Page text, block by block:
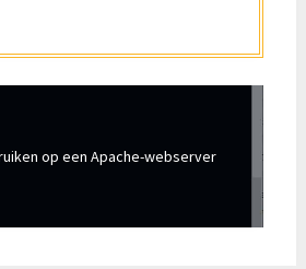
op een Apache-webserver